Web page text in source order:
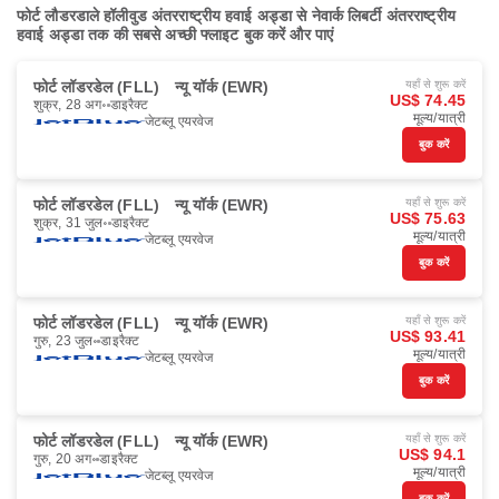
फोर्ट लौडरडाले हॉलीवुड अंतरराष्ट्रीय हवाई अड्डा से नेवार्क लिबर्टी अंतरराष्ट्रीय
हवाई अड्डा तक की सबसे अच्छी फ्लाइट बुक करें और पाएं
फोर्ट लॉडरडेल (FLL) न्यू यॉर्क (EWR)
शुक्र, 28 अग॰ डाइरैक्ट
जेटब्लू एयरवेज
यहाँ से शुरू करें
US$ 74.45
मूल्य/यात्री
बुक करें
फोर्ट लॉडरडेल (FLL) न्यू यॉर्क (EWR)
शुक्र, 31 जुल॰ डाइरैक्ट
जेटब्लू एयरवेज
यहाँ से शुरू करें
US$ 75.63
मूल्य/यात्री
बुक करें
फोर्ट लॉडरडेल (FLL) न्यू यॉर्क (EWR)
गुरु, 23 जुल॰ डाइरैक्ट
जेटब्लू एयरवेज
यहाँ से शुरू करें
US$ 93.41
मूल्य/यात्री
बुक करें
फोर्ट लॉडरडेल (FLL) न्यू यॉर्क (EWR)
गुरु, 20 अग॰ डाइरैक्ट
जेटब्लू एयरवेज
यहाँ से शुरू करें
US$ 94.1
मूल्य/यात्री